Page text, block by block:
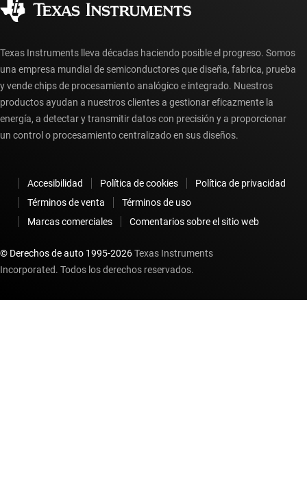
Preguntas frecuentes sobre la cuenta myTI
Texas Instruments lleva décadas haciendo posible el progreso. Somos
una empresa mundial de semiconductores que diseña, fabrica, prueba
y vende chips de procesamiento analógico e integrado. Nuestros
productos ayudan a nuestros clientes a gestionar eficazmente la
energía, a detectar y transmitir datos con precisión y a proporcionar
un control o procesamiento centralizado en sus diseños.
Accesibilidad Política de cookies
Política de privacidad
Términos de venta
Términos de uso
Marcas comerciales
Comentarios sobre el sitio web
© Derechos de auto 1995-2026Texas Instruments
Incorporated. Todos los derechos reservados.